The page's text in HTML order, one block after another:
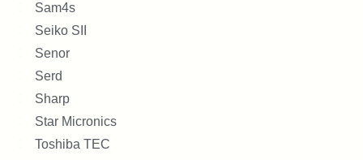
Sam4s
Seiko SII
Senor
Serd
Sharp
Star Micronics
Toshiba TEC